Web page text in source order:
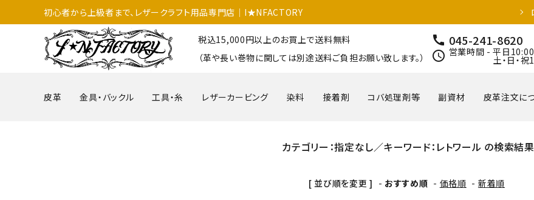
初心者から上級者まで、レザークラフト用品専門店│I★NFACTORY
税込15,000円以上のお買上で送料無料
（革や長い巻物に関しては別途送料ご負担お願い致します。）
call 045-241-8620
schedule 営業時間 - 平日10:00
土・日・祝12
皮革 金具・バックル 工具・糸 レザーカービング 染料 接着剤 コバ処理剤等 副資材 皮革注文に
カテゴリー：指定なし／キーワード：レトワール の検索結果
[ 並び順を変更 ] - おすすめ順 - 価格順 - 新着順